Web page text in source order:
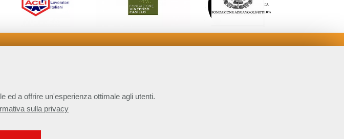
ed a offrire un'esperienza ottimale agli utenti.
sulla privacy